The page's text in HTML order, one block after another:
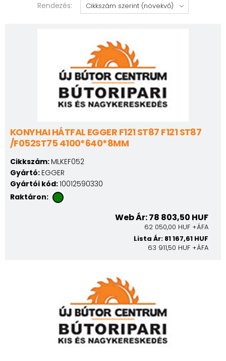
Rendezés:
KONYHAI HÁTFAL EGGER F121 ST87 F121 ST87
/F052ST75 4100*640*8MM
Cikkszám: MLKEF052
Gyártó: EGGER
Gyártói kód:10012590330
Raktáron:
Web Ár: 78 803,50 HUF
62 050,00 HUF +ÁFA
Lista Ár: 81 167,61 HUF
63 911,50 HUF +ÁFA